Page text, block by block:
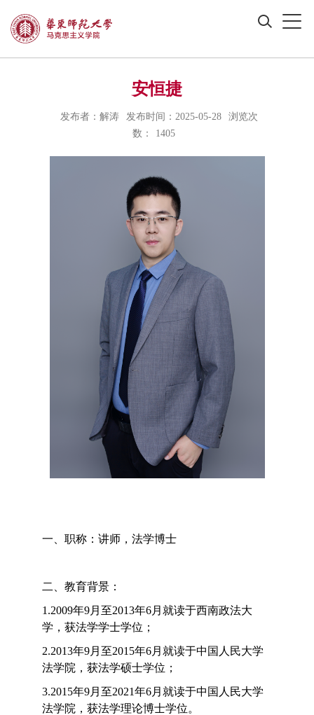
安恒捷
发布者：解涛 发布时间：2025-05-28
浏览次
数：
1405
一、职称：讲师，法学博士
二、教育背景：
1.2009年9月至2013年6月就读于西南政法大
学，获法学学士学位；
2.2013年9月至2015年6月就读于中国人民大学
法学院，获法学硕士学位；
3.2015年9月至2021年6月就读于中国人民大学
法学院，获法学理论博士学位。